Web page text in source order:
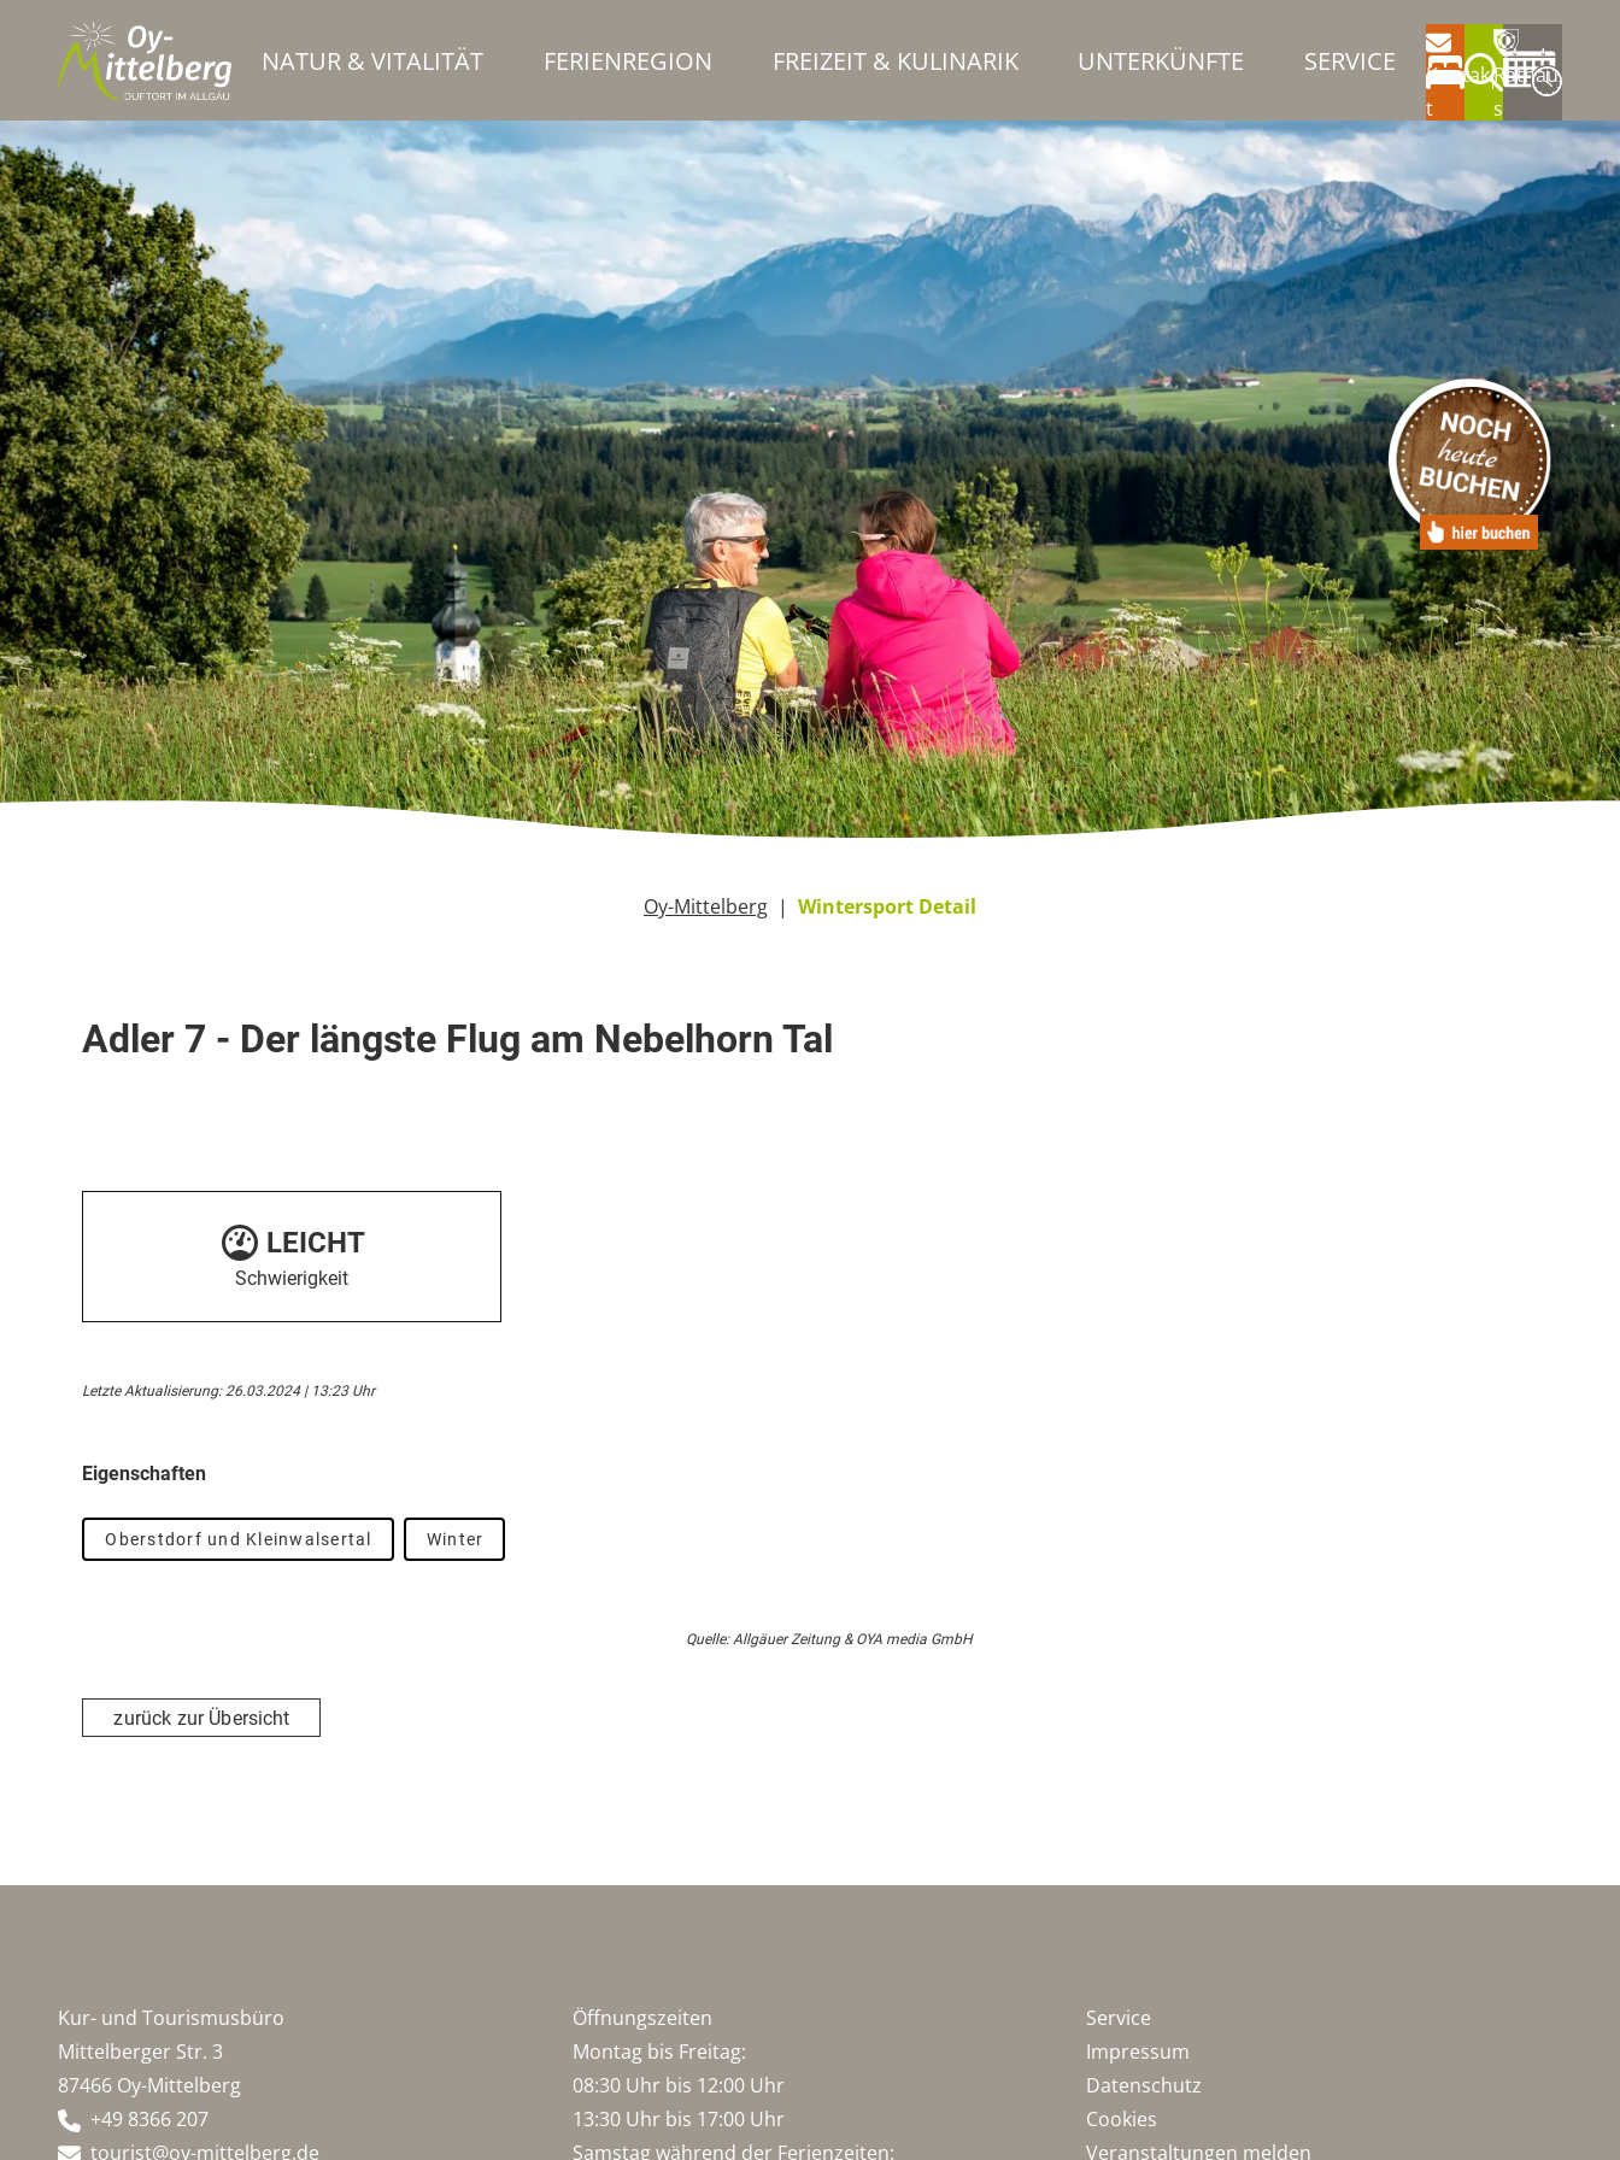
NATUR & VITALITÄT FERIENREGION FREIZEIT & KULINARIK UNTERKÜNFTE SERVICE
Kontak
t
Rathau
s
Oy-Mittelberg Wintersport Detail
Adler 7 - Der längste Flug am Nebelhorn Tal
LEICHT
Schwierigkeit
Letzte Aktualisierung: 26.03.2024 | 13:23 Uhr
Eigenschaften
Oberstdorf und Kleinwalsertal Winter
Quelle: Allgäuer Zeitung & OYA media GmbH
zurück zur Übersicht
Kur- und Tourismusbüro
Mittelberger Str. 3
87466 Oy-Mittelberg
+49 8366 207
tourist@oy-mittelberg.de
Öffnungszeiten
Montag bis Freitag:
08:30 Uhr bis 12:00 Uhr
13:30 Uhr bis 17:00 Uhr
Samstag während der Ferienzeiten:
Service
Impressum
Datenschutz
Cookies
Veranstaltungen melden